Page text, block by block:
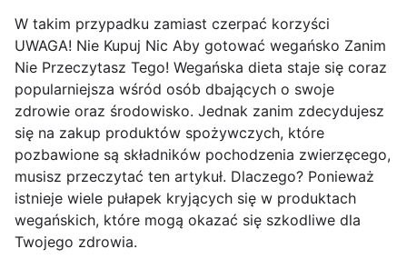
W takim przypadku zamiast czerpać korzyści
UWAGA! Nie Kupuj Nic Aby gotować wegańsko Zanim
Nie Przeczytasz Tego! Wegańska dieta staje się coraz
popularniejsza wśród osób dbających o swoje
zdrowie oraz środowisko. Jednak zanim zdecydujesz
się na zakup produktów spożywczych, które
pozbawione są składników pochodzenia zwierzęcego,
musisz przeczytać ten artykuł. Dlaczego? Ponieważ
istnieje wiele pułapek kryjących się w produktach
wegańskich, które mogą okazać się szkodliwe dla
Twojego zdrowia.